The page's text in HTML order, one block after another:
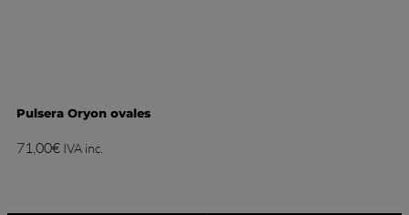
Pulsera Oryon ovales
71,00€ IVA inc.